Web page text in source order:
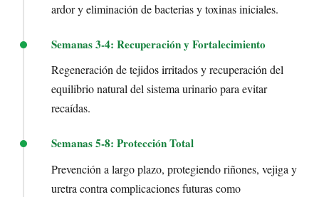
ardor y eliminación de bacterias y toxinas iniciales.
Semanas 3-4: Recuperación y Fortalecimiento
Regeneración de tejidos irritados y recuperación del
equilibrio natural del sistema urinario para evitar
recaídas.
Semanas 5-8: Protección Total
Prevención a largo plazo, protegiendo riñones, vejiga y
uretra contra complicaciones futuras como